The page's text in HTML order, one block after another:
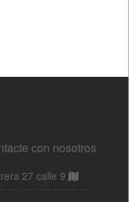
con nosotros
27 calle 9